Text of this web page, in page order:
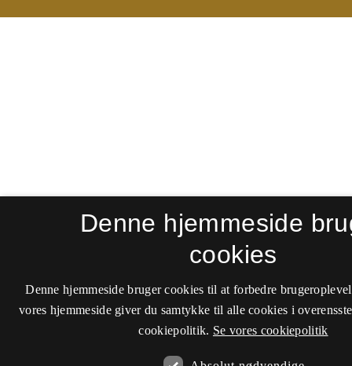
Denne hjemmeside
cookies
Denne hjemmeside bruger cookies til at forbedre
vores hjemmeside giver du samtykke til alle cookies i
cookiepolitik. Se vores cookiepolitik